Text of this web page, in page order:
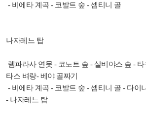
- 비에타 계곡 - 코발트 숲 - 셉티니 골
나자레느 탑
렘파라사 연못 - 코노트 숲 - 살비야스 숲 - 타
타스 벼랑- 베야 골짜기
- 비에타 계곡 - 코발트 숲 - 셉티니 골 - 다이
- 나자레느 탑